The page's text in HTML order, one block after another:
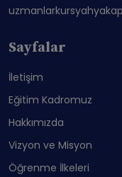
Sayfalar
İletişim
Eğitim Kadromuz
Hakkımızda
Vizyon ve Misyon
Öğrenme İlkeleri